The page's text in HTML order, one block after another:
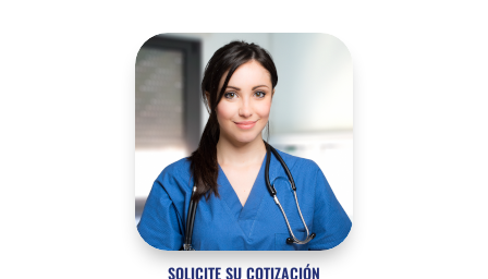
SOLICITE SU COTIZACIÓN